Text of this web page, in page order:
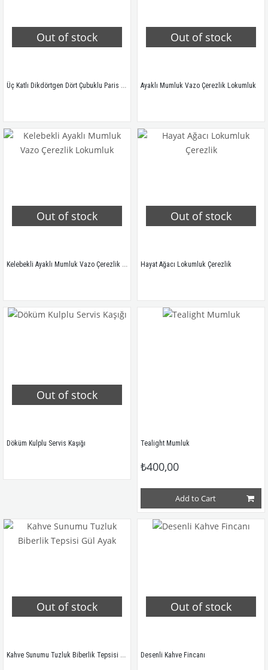
Out of stock
Üç Katlı Dikdörtgen Dört Çubuklu Paris Servis Makaronluk
Out of stock
Ayaklı Mumluk Vazo Çerezlik Lokumluk
Out of stock
Kelebekli Ayaklı Mumluk Vazo Çerezlik Lokumluk
Out of stock
Hayat Ağacı Lokumluk Çerezlik
Out of stock
Döküm Kulplu Servis Kaşığı Tealight Mumluk
₺400,00
Add to Cart
Out of stock
Kahve Sunumu Tuzluk Biberlik Tepsisi Gül Ayak
Out of stock
Desenli Kahve Fincanı